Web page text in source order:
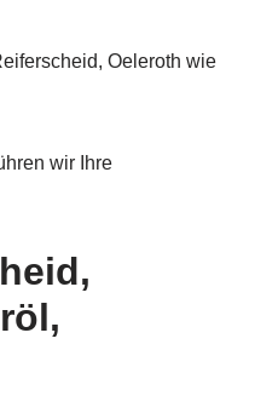
Oeleroth wie
wir Ihre